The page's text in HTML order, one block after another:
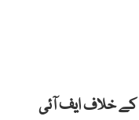
کے خلاف ایف آئی